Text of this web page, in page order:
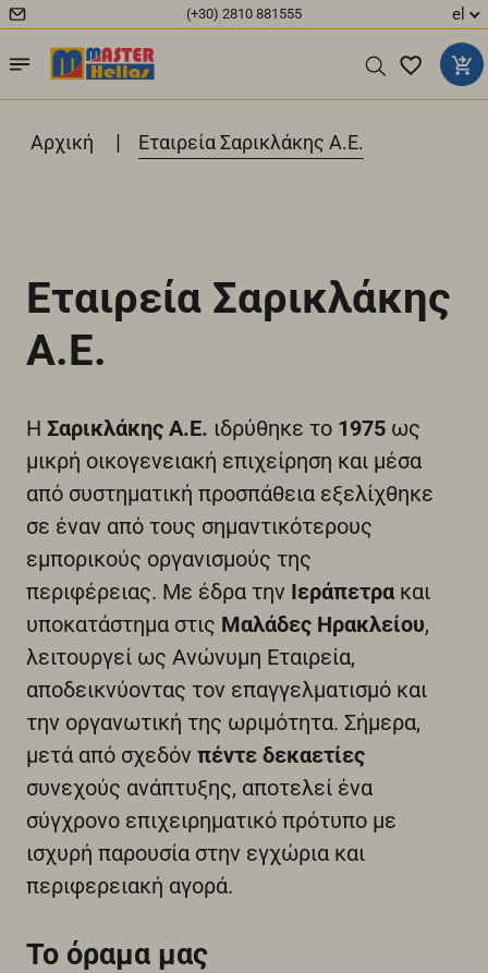
(+30) 2810 881555 el
Αρχική | Εταιρεία Σαρικλάκης Α.Ε.
Εταιρεία Σαρικλάκης
Α.Ε.
Η Σαρικλάκης Α.Ε. ιδρύθηκε το 1975 ως
μικρή οικογενειακή επιχείρηση και μέσα
από συστηματική προσπάθεια εξελίχθηκε
σε έναν από τους σημαντικότερους
εμπορικούς οργανισμούς της
περιφέρειας. Με έδρα την Ιεράπετρα και
υποκατάστημα στις Μαλάδες Ηρακλείου,
λειτουργεί ως Ανώνυμη Εταιρεία,
αποδεικνύοντας τον επαγγελματισμό και
την οργανωτική της ωριμότητα. Σήμερα,
μετά από σχεδόν πέντε δεκαετίες
συνεχούς ανάπτυξης, αποτελεί ένα
σύγχρονο επιχειρηματικό πρότυπο με
ισχυρή παρουσία στην εγχώρια και
περιφερειακή αγορά.
Το όραμα μας